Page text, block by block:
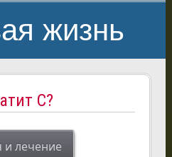
жизнь
С?
и лечение